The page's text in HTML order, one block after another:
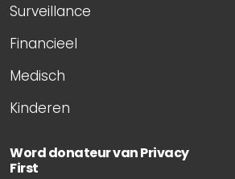
Surveillance
Financieel
Medisch
Kinderen
Word donateur van Privacy
First